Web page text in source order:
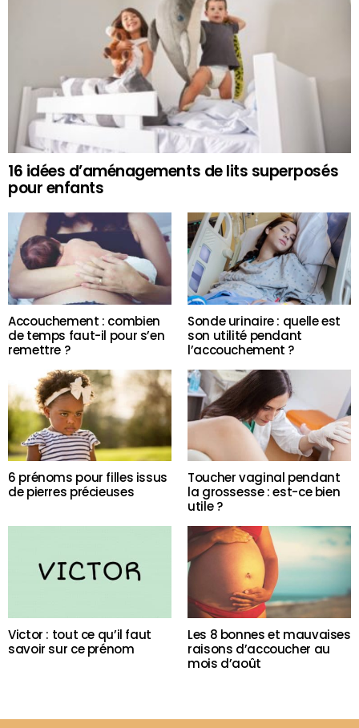
16 idées d’aménagements de lits superposés
pour enfants
Accouchement : combien
de temps faut-il pour s’en
remettre ?
Sonde urinaire : quelle est
son utilité pendant
l’accouchement ?
6 prénoms pour filles issus
de pierres précieuses
Toucher vaginal pendant
la grossesse : est-ce bien
utile ?
Victor : tout ce qu’il faut
savoir sur ce prénom
Les 8 bonnes et mauvaises
raisons d’accoucher au
mois d’août